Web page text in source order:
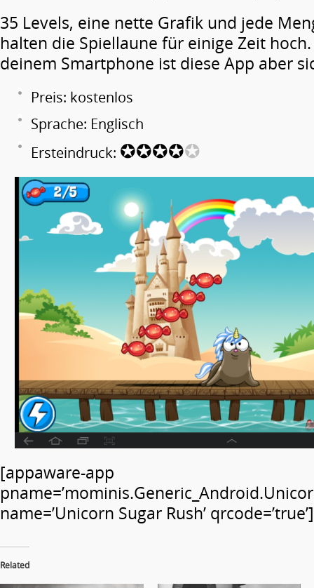
35 Levels, eine nette Grafik und jede
halten die Spiellaune für einige Zeit
deinem Smartphone ist diese App aber
Preis: kostenlos
Sprache: Englisch
Ersteindruck: ✪✪✪✪✪
[appaware-app
name=’Unicorn Sugar Rush’ qrcode=’true’]
Related